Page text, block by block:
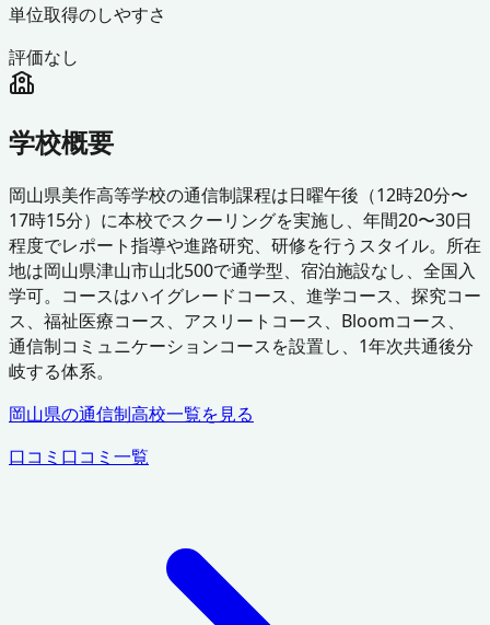
単位取得のしやすさ
評価なし
学校概要
岡山県美作高等学校の通信制課程は日曜午後（12時20分〜
17時15分）に本校でスクーリングを実施し、年間20〜30日
程度でレポート指導や進路研究、研修を行うスタイル。所在
地は岡山県津山市山北500で通学型、宿泊施設なし、全国入
学可。コースはハイグレードコース、進学コース、探究コー
ス、福祉医療コース、アスリートコース、Bloomコース、
通信制コミュニケーションコースを設置し、1年次共通後分
岐する体系。
岡山県の通信制高校一覧を見る
口コミ 口コミ一覧